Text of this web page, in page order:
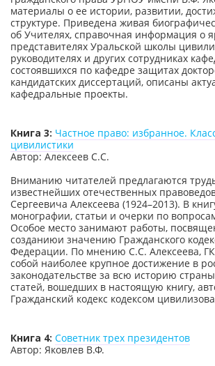
материалы о ее истории, развитии,
структуре. Приведена живая
об Учителях, справочная информация о
представителях Уральской школы
руководителях и других сотрудниках
состоявшихся по кафедре защитах
кандидатских диссертаций, описаны
кафедральные проекты.
Книга 3: Частное право: избранное.
цивилистики
Автор: Алексеев С.С.
Вниманию читателей предлагаются
известнейших отечественных
Сергеевича Алексеева (1924–2013). В
монографии, статьи и очерки по
Особое место занимают работы,
созданиюи значению Гражданского
Федерации. По мнению С.С. Алексеева,
собой наиболее крупное достижение в
законодательстве за всю историю
статей, вошедших в настоящую книгу,
Гражданский кодекс кодексом
Книга 4: Советник трех президентов
Автор: Яковлев В.Ф.